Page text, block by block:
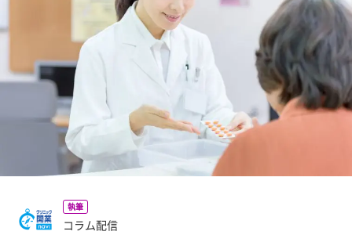
集患のコツ セミナー
執筆
コラム配信